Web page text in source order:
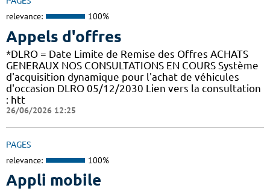
relevance: 100%
Appels d'offres
*DLRO = Date Limite de Remise des Offres ACHATS
GENERAUX NOS CONSULTATIONS EN COURS Système
d'acquisition dynamique pour l'achat de véhicules
d'occasion DLRO 05/12/2030 Lien vers la consultation
: htt
26/06/2026 12:25
PAGES
relevance: 100%
Appli mobile